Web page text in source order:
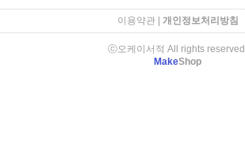
이용약관| 개인정보처리방침
ⓒ오케이서적 All rights reserved.
MakeShop